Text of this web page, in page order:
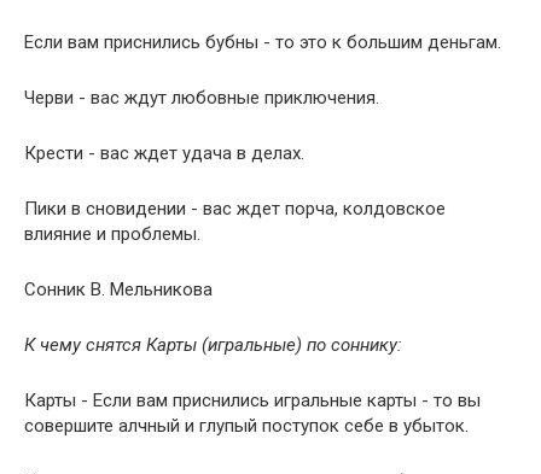
Если вам приснились бубны - то это к большим деньгам.
Черви - вас ждут любовные приключения.
Крести - вас ждет удача в делах.
Пики в сновидении - вас ждет порча, колдовское
влияние и проблемы.
Сонник В. Мельникова
К чему снятся Карты (игральные) по соннику:
Карты - Если вам приснились игральные карты - то вы
совершите алчный и глупый поступок себе в убыток.